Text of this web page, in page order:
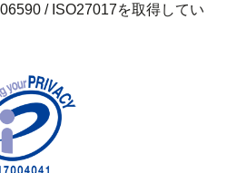
/ ISO27017を取得してい